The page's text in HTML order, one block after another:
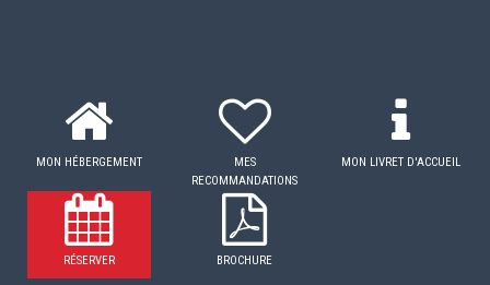
MON HÉBERGEMENT
MES
RECOMMANDATIONS
MON LIVRET D'ACCUEIL
RÉSERVER BROCHURE